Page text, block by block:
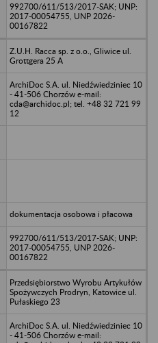
992700/611/513/2017-SAK; UNP:
2017-00054755, UNP 2026-
00167822
Z.U.H. Racca sp. z o.o., Gliwice ul.
Grottgera 25 A
ArchiDoc S.A. ul. Niedźwiedziniec 10
- 41-506 Chorzów e-mail:
cda@archidoc.pl; tel. +48 32 721 99
12
dokumentacja osobowa i płacowa
992700/611/513/2017-SAK; UNP:
2017-00054755, UNP 2026-
00167822
Przedsiębiorstwo Wyrobu Artykułów
Spożywczych Prodryn, Katowice ul.
Pułaskiego 23
ArchiDoc S.A. ul. Niedźwiedziniec 10
- 41-506 Chorzów e-mail: